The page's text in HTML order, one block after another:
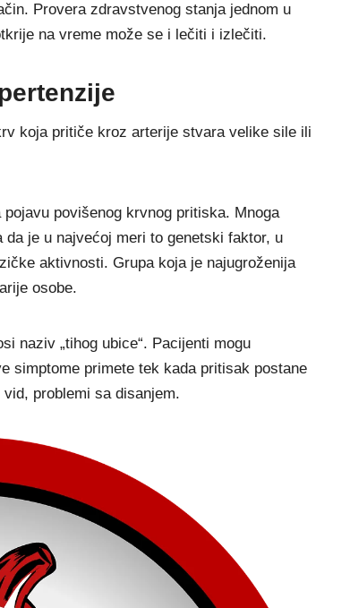
Provera zdravstvenog stanja jednom u
na vreme može se i lečiti i izlečiti.
koja pritiče kroz arterije stvara velike sile ili
povišenog krvnog pritiska. Mnoga
je u najvećoj meri to genetski faktor, u
aktivnosti. Grupa koja je najugroženija
osobe.
naziv „tihog ubice“. Pacijenti mogu
simptome primete tek kada pritisak postane
problemi sa disanjem.